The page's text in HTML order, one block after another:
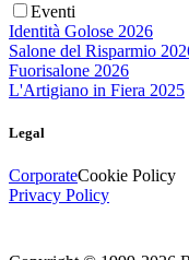
Eventi
Identità Golose 2026
Salone del Risparmio
Fuorisalone 2026
L'Artigiano in Fiera 2025
Legal
CorporateCookie Policy
Privacy Policy